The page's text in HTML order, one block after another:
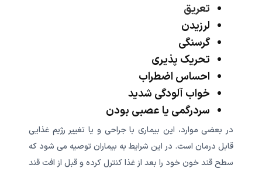
تعریق
لرزیدن
گرسنگی
تحریک پذیری
احساس اضطراب
خواب آلودگی شدید
سردرگمی یا عصبی بودن
در بعضی موارد، این بیماری با جراحی و یا تغییر رژیم غذایی
قابل درمان است. در این شرایط به بیماران توصیه می شود که
سطح قند خون خود را بعد از غذا کنترل کرده و قبل از افت قند